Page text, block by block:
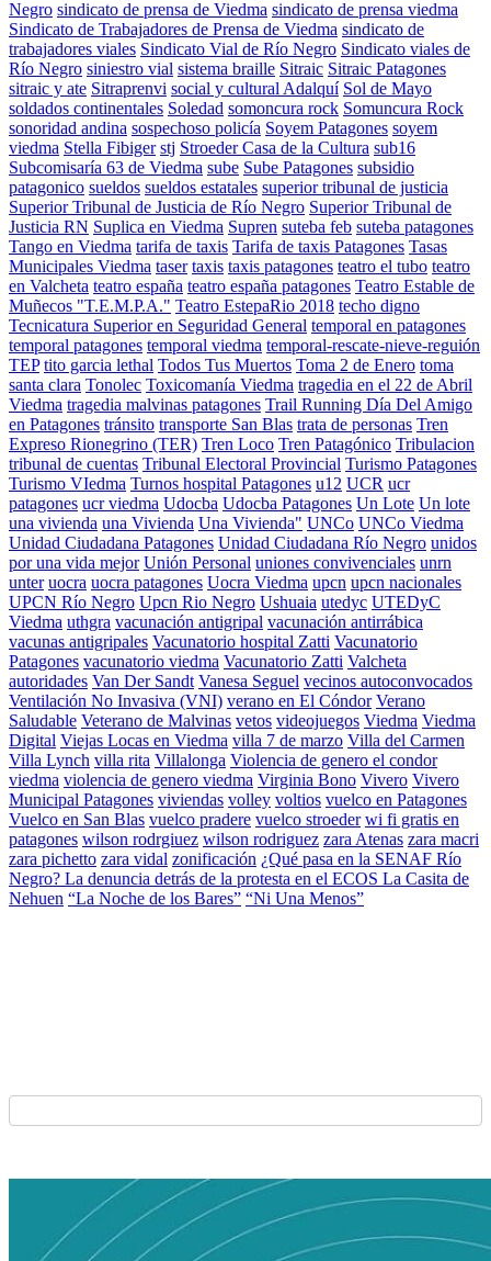
Negro sindicato de prensa de Viedma sindicato de prensa viedma
Sindicato de Trabajadores de Prensa de Viedma sindicato de
trabajadores viales Sindicato Vial de Río Negro Sindicato viales de
Río Negro siniestro vial sistema braille Sitraic Sitraic Patagones
sitraic y ate Sitraprenvi social y cultural Adalquí Sol de Mayo
soldados continentales Soledad somoncura rock Somuncura Rock
sonoridad andina sospechoso policía Soyem Patagones soyem
viedma Stella Fibiger stj Stroeder Casa de la Cultura sub16
Subcomisaría 63 de Viedma sube Sube Patagones subsidio
patagonico sueldos sueldos estatales superior tribunal de justicia
Superior Tribunal de Justicia de Río Negro Superior Tribunal de
Justicia RN Suplica en Viedma Supren suteba feb suteba patagones
Tango en Viedma tarifa de taxis Tarifa de taxis Patagones Tasas
Municipales Viedma taser taxis taxis patagones teatro el tubo teatro
en Valcheta teatro españa teatro españa patagones Teatro Estable de
Muñecos "T.E.M.P.A." Teatro EstepaRio 2018 techo digno
Tecnicatura Superior en Seguridad General temporal en patagones
temporal patagones temporal viedma temporal-rescate-nieve-reguión
TEP tito garcia lethal Todos Tus Muertos Toma 2 de Enero toma
santa clara Tonolec Toxicomanía Viedma tragedia en el 22 de Abril
Viedma tragedia malvinas patagones Trail Running Día Del Amigo
en Patagones tránsito transporte San Blas trata de personas Tren
Expreso Rionegrino (TER) Tren Loco Tren Patagónico Tribulacion
tribunal de cuentas Tribunal Electoral Provincial Turismo Patagones
Turismo VIedma Turnos hospital Patagones u12 UCR ucr
patagones ucr viedma Udocba Udocba Patagones Un Lote Un lote
una vivienda una Vivienda Una Vivienda" UNCo UNCo Viedma
Unidad Ciudadana Patagones Unidad Ciudadana Río Negro unidos
por una vida mejor Unión Personal uniones convivenciales unrn
unter uocra uocra patagones Uocra Viedma upcn upcn nacionales
UPCN Río Negro Upcn Rio Negro Ushuaia utedyc UTEDyC
Viedma uthgra vacunación antigripal vacunación antirrábica
vacunas antigripales Vacunatorio hospital Zatti Vacunatorio
Patagones vacunatorio viedma Vacunatorio Zatti Valcheta
autoridades Van Der Sandt Vanesa Seguel vecinos autoconvocados
Ventilación No Invasiva (VNI) verano en El Cóndor Verano
Saludable Veterano de Malvinas vetos videojuegos Viedma Viedma
Digital Viejas Locas en Viedma villa 7 de marzo Villa del Carmen
Villa Lynch villa rita Villalonga Violencia de genero el condor
viedma violencia de genero viedma Virginia Bono Vivero Vivero
Municipal Patagones viviendas volley voltios vuelco en Patagones
Vuelco en San Blas vuelco pradere vuelco stroeder wi fi gratis en
patagones wilson rodrgiuez wilson rodriguez zara Atenas zara macri
zara pichetto zara vidal zonificación ¿Qué pasa en la SENAF Río
Negro? La denuncia detrás de la protesta en el ECOS La Casita de
Nehuen “La Noche de los Bares” “Ni Una Menos”